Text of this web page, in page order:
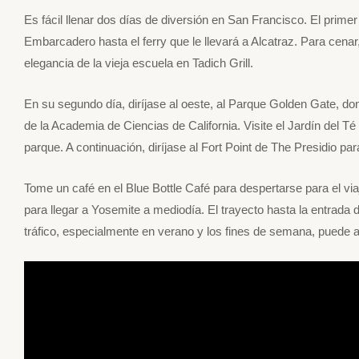
Es fácil llenar dos días de diversión en San Francisco. El
Embarcadero hasta el ferry que le llevará a Alcatraz. Para
elegancia de la vieja escuela en Tadich Grill.
En su segundo día, diríjase al oeste, al Parque Golden Gate,
de la Academia de Ciencias de California. Visite el Jardín del
parque. A continuación, diríjase al Fort Point de The Presidio
Tome un café en el Blue Bottle Café para despertarse para el
para llegar a Yosemite a mediodía. El trayecto hasta la
tráfico, especialmente en verano y los fines de semana, puede